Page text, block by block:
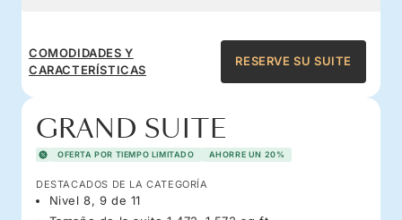
COMODIDADES Y
CARACTERÍSTICAS
RESERVE SU SUITE
GRAND SUITE
OFERTA POR TIEMPO LIMITADO AHORRE UN 20%
DESTACADOS DE LA CATEGORÍA
Nivel 8, 9 de 11